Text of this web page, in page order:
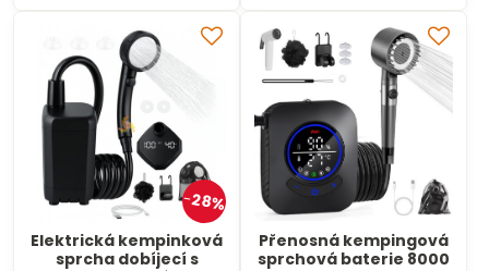
28%
Elektrická kempinková
sprcha dobíjecí s
Přenosná kempingová
sprchová baterie 8000